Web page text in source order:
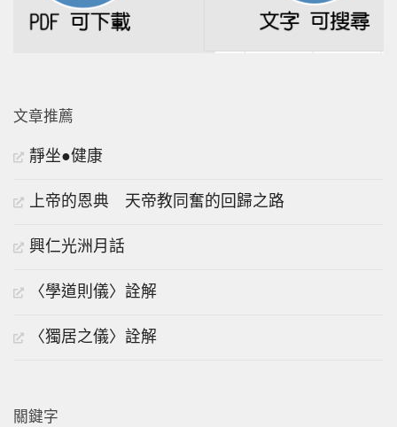
文章推薦
靜坐●健康
上帝的恩典 天帝教同奮的回歸之路
興仁光洲月話
〈學道則儀〉詮解
〈獨居之儀〉詮解
關鍵字